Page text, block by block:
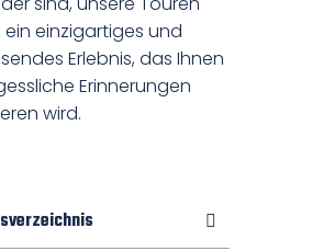
einzigartiges und
Erlebnis, das Ihnen
Erinnerungen
wird.